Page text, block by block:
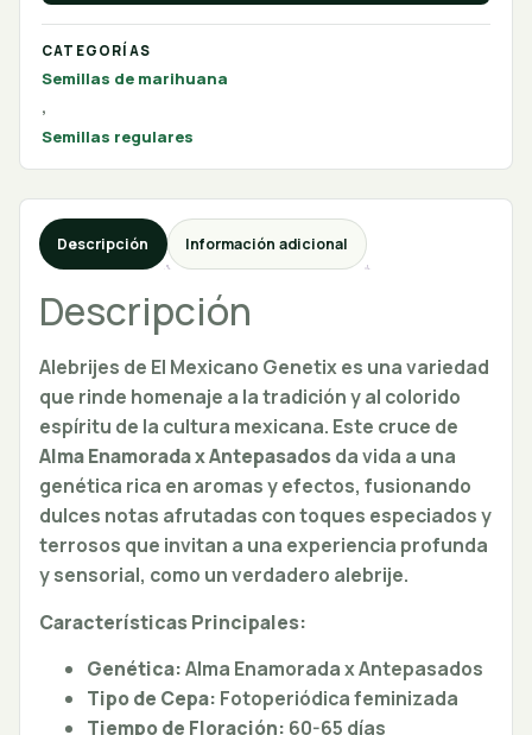
CATEGORÍAS
Semillas de marihuana
,
Semillas regulares
Descripción Información adicional
Descripción
Alebrijes de El Mexicano Genetix es una variedad
que rinde homenaje a la tradición y al colorido
espíritu de la cultura mexicana. Este cruce de
Alma Enamorada x Antepasadosda vida a una
genética rica en aromas y efectos, fusionando
dulces notas afrutadas con toques especiados y
terrosos que invitan a una experiencia profunda
y sensorial, como un verdadero alebrije.
Características Principales:
Genética:Alma Enamorada x Antepasados
Tipo de Cepa: Fotoperiódica feminizada
Tiempo de Floración: 60-65 días